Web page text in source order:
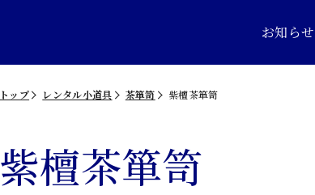
お知らせ
トップ レンタル小道具 茶箪笥 紫檀茶箪笥
紫檀茶箪笥